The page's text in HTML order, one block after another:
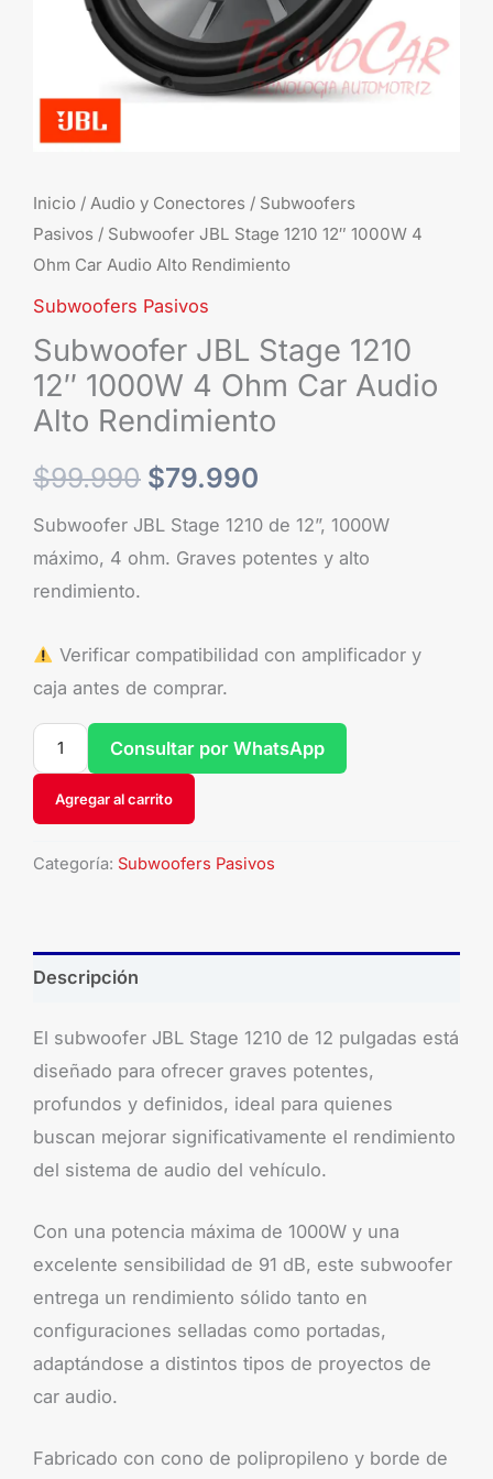
Inicio / Audio y Conectores / Subwoofers
Pasivos / Subwoofer JBL Stage 1210 12″ 1000W 4
Ohm Car Audio Alto Rendimiento
Subwoofers Pasivos
Subwoofer JBL Stage 1210
12″ 1000W 4 Ohm Car Audio
Alto Rendimiento
$99.990 $79.990
Subwoofer JBL Stage 1210 de 12”, 1000W
máximo, 4 ohm. Graves potentes y alto
rendimiento.
Verificar compatibilidad con amplificador y
caja antes de comprar.
Rendimiento
cantidad
Agregar al carrito
Consultar por WhatsApp
Categoría: Subwoofers Pasivos
Descripción
El subwoofer JBL Stage 1210 de 12 pulgadas está
diseñado para ofrecer graves potentes,
profundos y definidos, ideal para quienes
buscan mejorar significativamente el rendimiento
del sistema de audio del vehículo.
Con una potencia máxima de 1000W y una
excelente sensibilidad de 91 dB, este subwoofer
entrega un rendimiento sólido tanto en
configuraciones selladas como portadas,
adaptándose a distintos tipos de proyectos de
car audio.
Fabricado con cono de polipropileno y borde de